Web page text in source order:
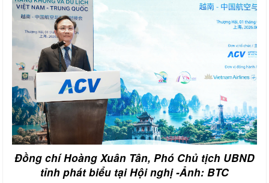
Đồng chí Hoàng Xuân Tân, Phó Chủ tịch UBND
tỉnh phát biểu tại Hội nghị -Ảnh: BTC